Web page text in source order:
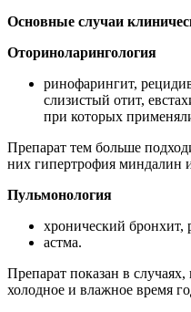
Основные случаи
Оториноларингология
ринофарингит,
слизистый отит,
при которых
Препарат тем больше
них гипертрофия миндалин
Пульмонология
хронический
астма.
Препарат показан в случаях,
холодное и влажное время